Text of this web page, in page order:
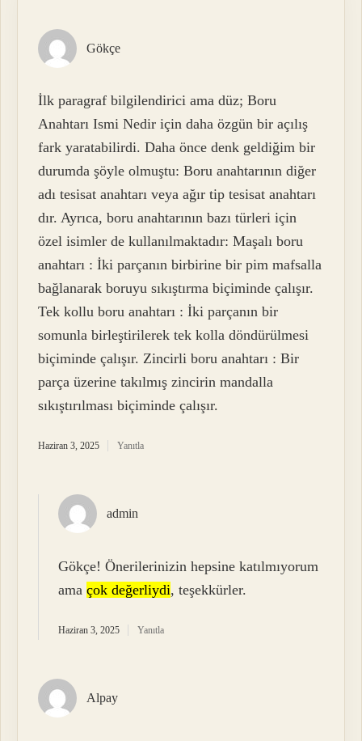
Gökçe
İlk paragraf bilgilendirici ama düz; Boru
Anahtarı Ismi Nedir için daha özgün bir açılış
fark yaratabilirdi. Daha önce denk geldiğim bir
durumda şöyle olmuştu: Boru anahtarının diğer
adı tesisat anahtarı veya ağır tip tesisat anahtarı
dır. Ayrıca, boru anahtarının bazı türleri için
özel isimler de kullanılmaktadır: Maşalı boru
anahtarı : İki parçanın birbirine bir pim mafsalla
bağlanarak boruyu sıkıştırma biçiminde çalışır.
Tek kollu boru anahtarı : İki parçanın bir
somunla birleştirilerek tek kolla döndürülmesi
biçiminde çalışır. Zincirli boru anahtarı : Bir
parça üzerine takılmış zincirin mandalla
sıkıştırılması biçiminde çalışır.
Haziran 3, 2025 Yanıtla
admin
Gökçe! Önerilerinizin hepsine katılmıyorum
amaçok değerliydi, teşekkürler.
Haziran 3, 2025 Yanıtla
Alpay